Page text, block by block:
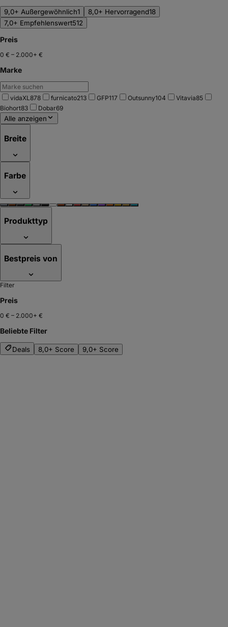
9,0+ Außergewöhnlich1 8,0+ Hervorragend18
7,0+ Empfehlenswert512
Preis
0 € – 2.000+ €
Marke
vidaXL878 furnicato213 GFP117 Outsunny104 Vitavia85
Biohort83 Dobar69
Alle anzeigen
Breite
Farbe
Produkttyp
Bestpreis von
Filter
Preis
0 € – 2.000+ €
Beliebte Filter
Deals 8,0+ Score 9,0+ Score